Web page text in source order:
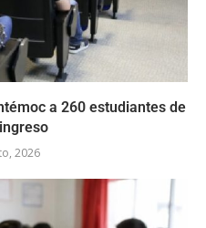
a 260 estudiantes de
2026